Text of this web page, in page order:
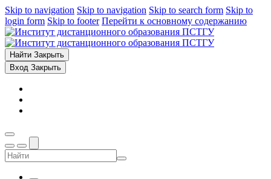
Skip to navigation Skip to navigation Skip to search form Skip to
login form Skip to footer Перейти к основному содержанию
Найти Закрыть
Вход Закрыть